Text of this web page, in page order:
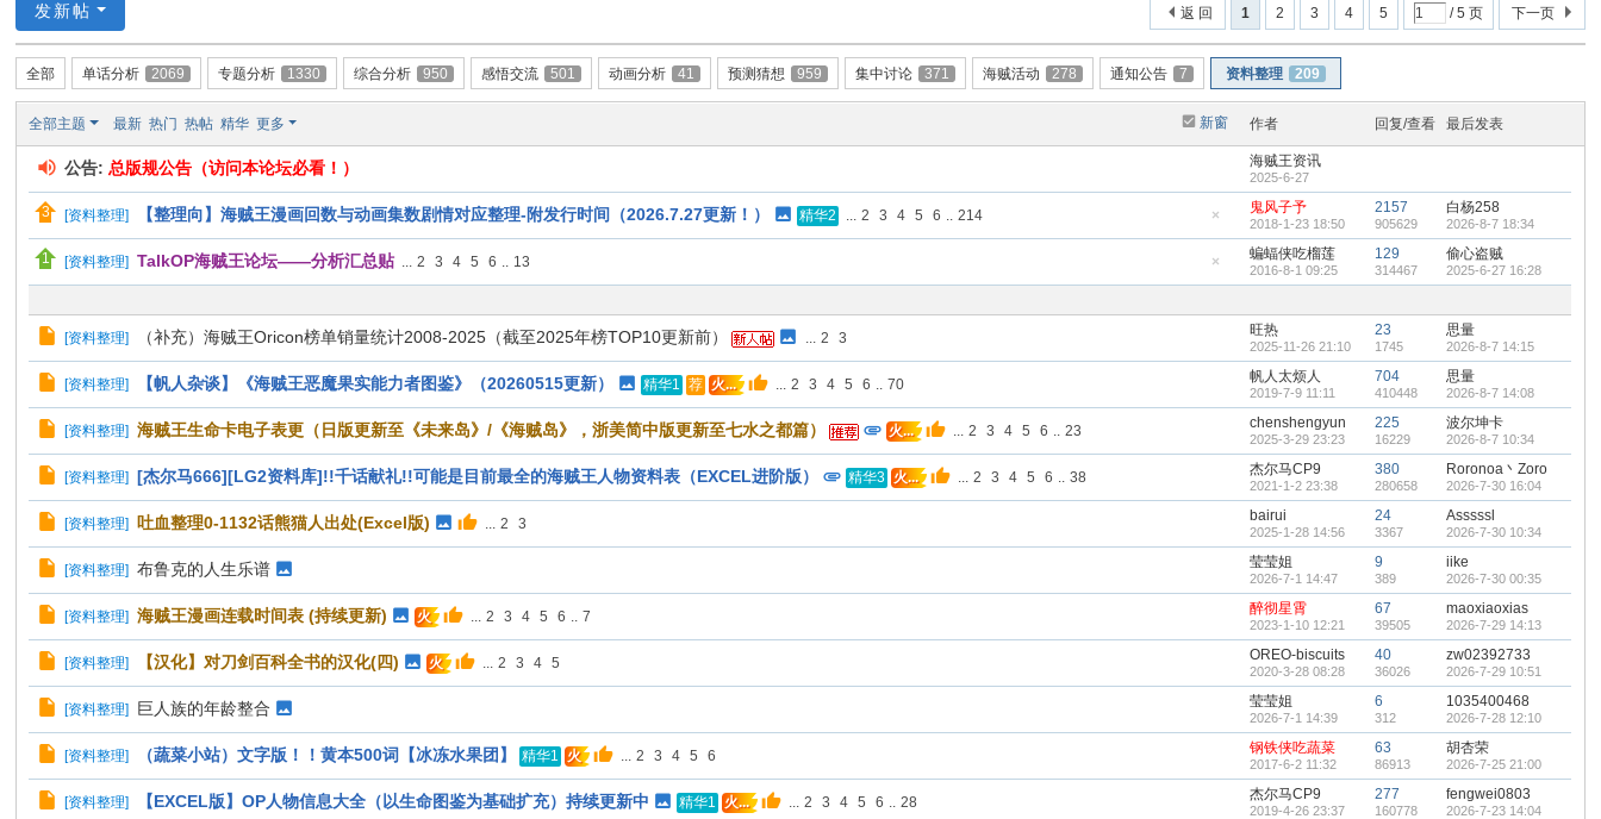
1 2 3 4 5 / 5 页 下一页
返 回
发新帖
全部 单话分析 2069 专题分析 1330 综合分析 950 感悟交流 501 动画分析 41 预测猜想 959 集中讨论 371 海贼活动 278 通知公告 7 资料整理 209
新窗
全部主题 最新 热门 热帖 精华 更多 作者 回复/查看 最后发表
公告:总版规公告（访问本论坛必看！） 海贼王资讯
2025-6-27
藏
置
帖
[资料整理] 【整理向】海贼王漫画回数与动画集数剧情对应整理-附发行时间（2026.7.27更新！） 精华2 ... 2 3 4 5 6 .. 214 鬼风子予
2018-1-23 18:50
2157
905629
白杨258
2026-8-7 18:34
藏
顶
[资料整理] TalkOP海贼王论坛——分析汇总贴 ... 2 3 4 5 6 .. 13 蝙蝠侠吃榴莲
2016-8-1 09:25
129
314467
偷心盗贼
2025-6-27 16:28
[资料整理] （补充）海贼王Oricon榜单销量统计2008-2025（截至2025年榜TOP10更新前） ... 2 3 旺热
2025-11-26 21:10
23
1745
思量
2026-8-7 14:15
[资料整理] 【帆人杂谈】《海贼王恶魔果实能力者图鉴》（20260515更新） 精华1 荐 火... ... 2 3 4 5 6 .. 70 帆人太烦人
2019-7-9 11:11
704
410448
思量
2026-8-7 14:08
[资料整理] 海贼王生命卡电子表更（日版更新至《未来岛》/《海贼岛》，浙美简中版更新至七水之都篇） 火... ... 2 3 4 5 6 .. 23 chenshengyun
2025-3-29 23:23
225
16229
波尔坤卡
2026-8-7 10:34
[资料整理] [杰尔马666][LG2资料库]!!千话献礼!!可能是目前最全的海贼王人物资料表（EXCEL进阶版） 精华3 火... ... 2 3 4 5 6 .. 38 杰尔马CP9
2021-1-2 23:38
380
280658
Roronoa丶Zoro
2026-7-30 16:04
[资料整理] 吐血整理0-1132话熊猫人出处(Excel版) ... 2 3 bairui
2025-1-28 14:56
24
3367
Asssssl
2026-7-30 10:34
[资料整理] 布鲁克的人生乐谱 莹莹姐
2026-7-1 14:47
9
389
iike
2026-7-30 00:35
[资料整理] 海贼王漫画连载时间表 (持续更新) 火 ... 2 3 4 5 6 .. 7 醉彻星霄
2023-1-10 12:21
67
39505
maoxiaoxias
2026-7-29 14:13
[资料整理] 【汉化】对刀剑百科全书的汉化(四) 火 ... 2 3 4 5 OREO-biscuits
2020-3-28 08:28
40
36026
zw02392733
2026-7-29 10:51
[资料整理] 巨人族的年龄整合 莹莹姐
2026-7-1 14:39
6
312
1035400468
2026-7-28 12:10
[资料整理] （蔬菜小站）文字版！！黄本500词【冰冻水果团】 精华1 火 ... 2 3 4 5 6 钢铁侠吃蔬菜
2017-6-2 11:32
63
86913
胡杏荣
2026-7-25 21:00
[资料整理] 【EXCEL版】OP人物信息大全（以生命图鉴为基础扩充）持续更新中 精华1 火... ... 2 3 4 5 6 .. 28 杰尔马CP9
2019-4-26 23:37
277
160778
fengwei0803
2026-7-23 14:04